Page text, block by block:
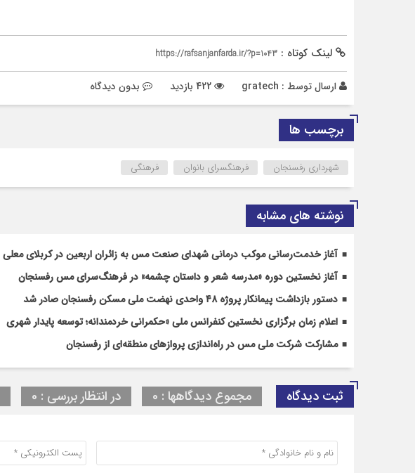
لینک کوتاه : https://rafsanjanfarda.ir/?p=1043
ارسال توسط : gratech بدون دیدگاه
برچسب ها
شهرداری رفسنجان فرهنگسرای بانوان فرهنگی
نوشته های مشابه
آغاز خدمت‌رسانی موکب درمانی شهدای صنعت مس به زائران اربعین در کربلای معلی
آغاز نخستین دوره «مدرسه شعر و داستان چشمه» در فرهنگ‌سرای مس رفسنجان
دستور بازداشت پیمانکار پروژه ۴۸ واحدی نهضت ملی مسکن رفسنجان صادر شد
اعلام زمان برگزاری نخستین کنفرانس ملی «حکمرانی خردمندانه؛ توسعه پایدار شهری
مشارکت شرکت ملی مس در راه‌اندازی پروازهای منطقه‌ای از رفسنجان
ثبت دیدگاه مجموع دیدگاهها : 0 در انتظار بررسی : 0